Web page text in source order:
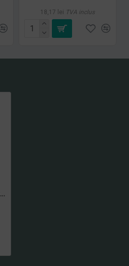
18,17 lei TVA inclus
SANO BALSAM DRYER FLORAL TOUCH, 750 ml